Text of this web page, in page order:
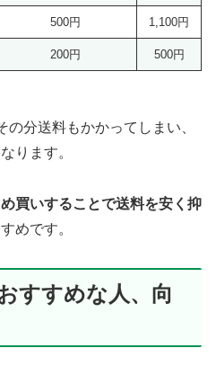
500円 1,100円
200円 500円
分送料もかかってしまい、
ります。
買いすることで送料を安く抑
めです。
すすめな人、向